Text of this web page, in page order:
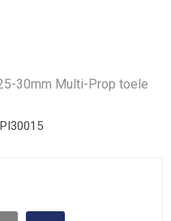
30mm Multi-Prop toele
PI30015